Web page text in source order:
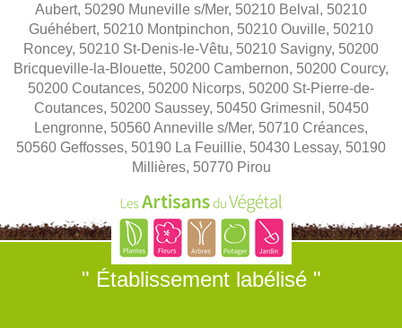
Aubert, 50290 Muneville s/Mer, 50210 Belval, 50210
Guéhébert, 50210 Montpinchon, 50210 Ouville, 50210
Roncey, 50210 St-Denis-le-Vêtu, 50210 Savigny, 50200
Bricqueville-la-Blouette, 50200 Cambernon, 50200 Courcy,
50200 Coutances, 50200 Nicorps, 50200 St-Pierre-de-
Coutances, 50200 Saussey, 50450 Grimesnil, 50450
Lengronne, 50560 Anneville s/Mer, 50710 Créances,
50560 Geffosses, 50190 La Feuillie, 50430 Lessay, 50190
Millières, 50770 Pirou
" Établissement labélisé "